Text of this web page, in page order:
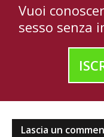
Vuoi
sesso senza
Lascia un